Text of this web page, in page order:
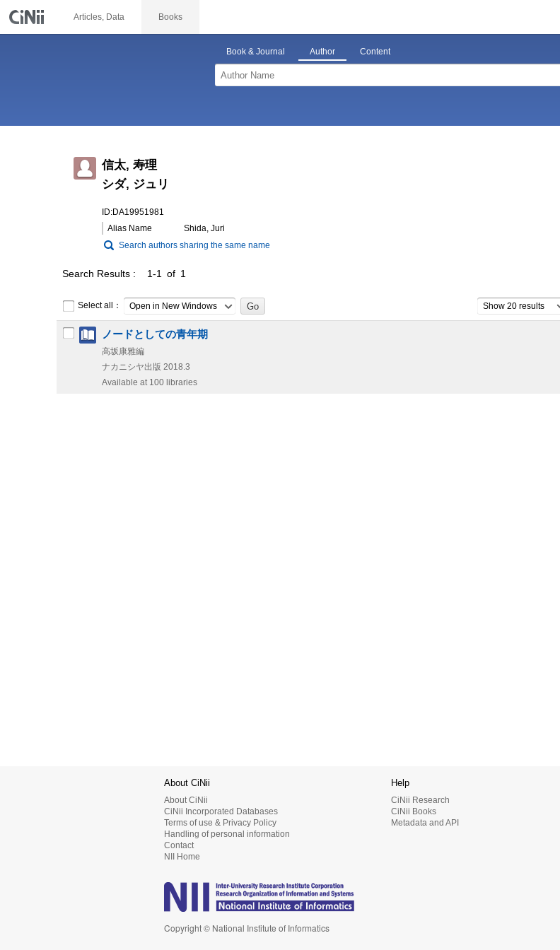
Articles, Data Books
Book & Journal Author Content
信太, 寿理
シダ, ジュリ
ID:DA19951981
Alias Name
Shida, Juri
Search authors sharing the same name
Search Results 1-1 of 1
Select all： Open in New Windows Show 20 results
ノードとしての青年期
高坂康雅編
ナカニシヤ出版 2018.3
Available at 100 libraries
About CiNii
About CiNii
CiNii Incorporated Databases
Terms of use & Privacy Policy
Handling of personal information
Contact
NII Home
Help
CiNii Research
CiNii Books
Metadata and API
Copyright © National Institute of Informatics